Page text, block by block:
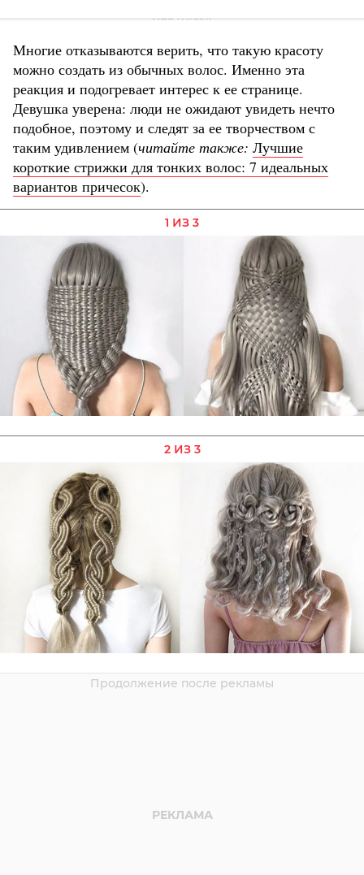
Многие отказываются верить, что такую красоту
можно создать из обычных волос. Именно эта
реакция и подогревает интерес к ее странице.
Девушка уверена: люди не ожидают увидеть нечто
подобное, поэтому и следят за ее творчеством с
таким удивлением (читайте также: Лучшие
короткие стрижки для тонких волос: 7 идеальных
вариантов причесок).
1 ИЗ 3
2 ИЗ 3